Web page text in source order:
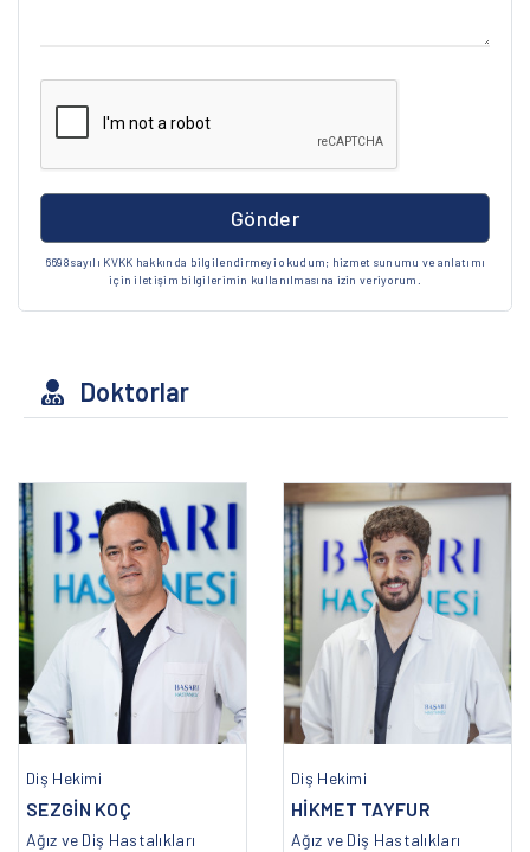
Gönder
6698 sayılı KVKK hakkında bilgilendirmeyi okudum; hizmet sunumu ve anlatımı
için iletişim bilgilerimin kullanılmasına izin veriyorum.
Doktorlar
Diş Hekimi
SEZGİN KOÇ
Ağız ve Diş Hastalıkları
Diş Hekimi
HİKMET TAYFUR
Ağız ve Diş Hastalıkları